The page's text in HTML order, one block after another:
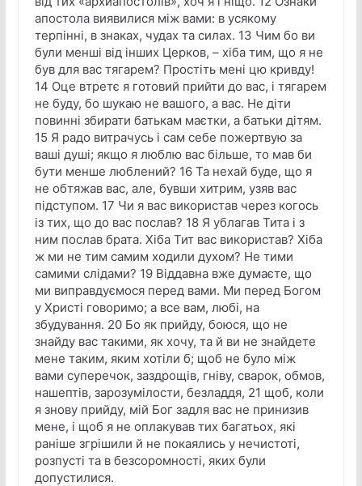
апостола виявилися між вами: в усякому
терпінні, в знаках, чудах та силах. 13 Чим бо ви
були менші від інших Церков, – хіба тим, що я не
був для вас тягарем? Простіть мені цю кривду!
14 Оце втретє я готовий прийти до вас, і тягарем
не буду, бо шукаю не вашого, а вас. Не діти
повинні збирати батькам маєтки, а батьки дітям.
15 Я радо витрачусь і сам себе пожертвую за
ваші душі; якщо я люблю вас більше, то мав би
бути менше люблений? 16 Та нехай буде, що я
не обтяжав вас, але, бувши хитрим, узяв вас
підступом. 17 Чи я вас використав через когось
із тих, що до вас послав? 18 Я ублагав Тита і з
ним послав брата. Хіба Тит вас використав? Хіба
ж ми не тим самим ходили духом? Не тими
самими слідами? 19 Віддавна вже думаєте, що
ми виправдуємося перед вами. Ми перед Богом
у Христі говоримо; а все вам, любі, на
збудування. 20 Бо як прийду, боюся, що не
знайду вас такими, як хочу, та й ви не знайдете
мене таким, яким хотіли б; щоб не було між
вами суперечок, заздрощів, гніву, сварок, обмов,
нашептів, зарозумілости, безладдя, 21 щоб, коли
я знову прийду, мій Бог задля вас не принизив
мене, і щоб я не оплакував тих багатьох, які
раніше згрішили й не покаялись у нечистоті,
розпусті та в безсоромності, яких були
допустилися.